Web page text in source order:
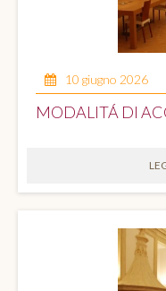
10 giugno 2026
MODALITÁ DI